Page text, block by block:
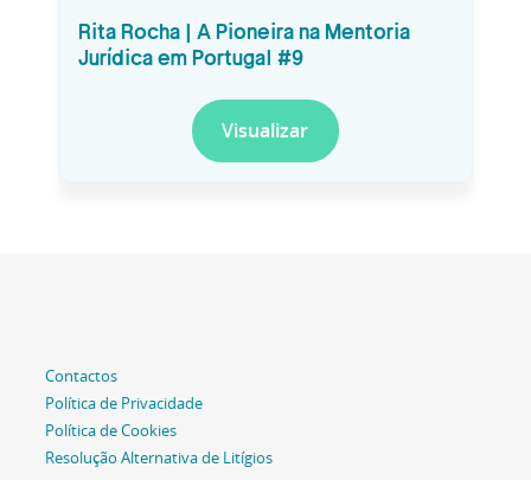
Rita Rocha | A Pioneira na Mentoria
Jurídica em Portugal #9
Visualizar
Contactos
Política de Privacidade
Política de Cookies
Resolução Alternativa de Litígios